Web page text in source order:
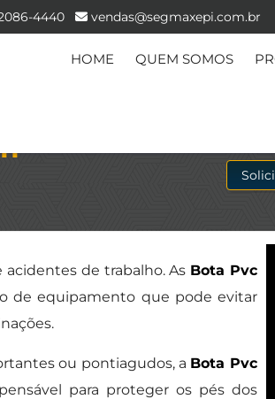
2086-4440 vendas@segmaxepi.com.br
HOME QUEM SOMOS
acidentes de trabalho. As Bota Pvc
de equipamento que pode evitar
ou pontiagudos, a Bota Pvc
para proteger os pés dos